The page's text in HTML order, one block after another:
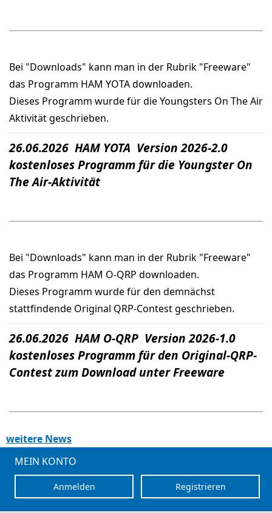
Bei "Downloads" kann man in der Rubrik "Freeware"
das Programm HAM YOTA downloaden.
Dieses Programm wurde für die Youngsters On The Air
Aktivität geschrieben.
26.06.2026 HAM YOTA Version 2026-2.0
kostenloses Programm für die Youngster On
The Air-Aktivität
Bei "Downloads" kann man in der Rubrik "Freeware"
das Programm HAM O-QRP downloaden.
Dieses Programm wurde für den demnächst
stattfindende Original QRP-Contest geschrieben.
26.06.2026 HAM O-QRP Version 2026-1.0
kostenloses Programm für den Original-QRP-
Contest zum Download unter Freeware
weitere News
MEIN KONTO
Registrieren
Anmelden